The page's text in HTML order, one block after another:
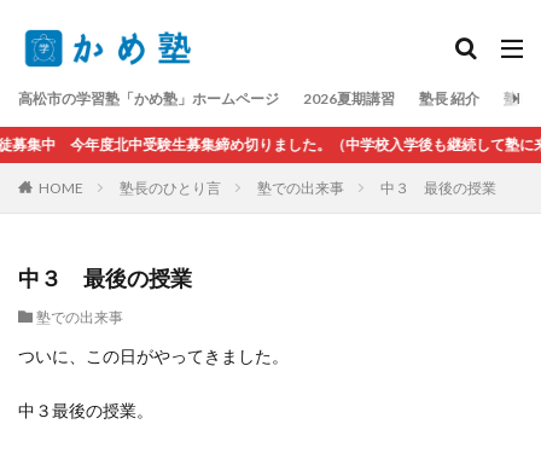
高松市の学習塾「かめ塾」ホームページ 2026夏期講習 塾長 紹介 塾長
今年度北中受験生募集締め切りました。（中学校入学後も継続して塾に来
HOME 塾長のひとり言 塾での出来事 中３ 最後の授業
中３ 最後の授業
塾での出来事
ついに、この日がやってきました。
中３最後の授業。